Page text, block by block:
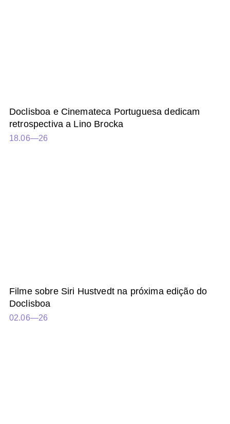
Doclisboa e Cinemateca Portuguesa dedicam
retrospectiva a Lino Brocka
18.06—26
Filme sobre Siri Hustvedt na próxima edição do
Doclisboa
02.06—26